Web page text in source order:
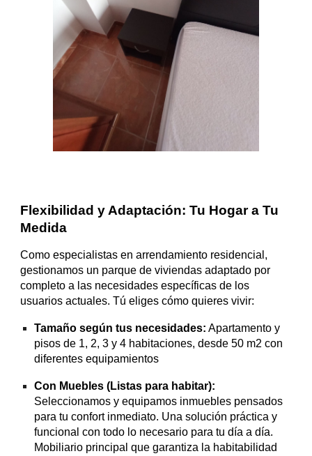
Flexibilidad y Adaptación: Tu Hogar a Tu
Medida
Como especialistas en arrendamiento residencial,
gestionamos un parque de viviendas adaptado por
completo a las necesidades específicas de los
usuarios actuales. Tú eliges cómo quieres vivir:
Tamaño según tus necesidades: Apartamento y
pisos de 1, 2, 3 y 4 habitaciones, desde 50 m2 con
diferentes equipamientos
Con Muebles (Listas para habitar):
Seleccionamos y equipamos inmuebles pensados
para tu confort inmediato. Una solución práctica y
funcional con todo lo necesario para tu día a día.
Mobiliario principal que garantiza la habitabilidad